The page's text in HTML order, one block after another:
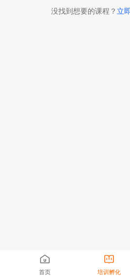
没找到想要的课程？ 立
首页 培训孵化